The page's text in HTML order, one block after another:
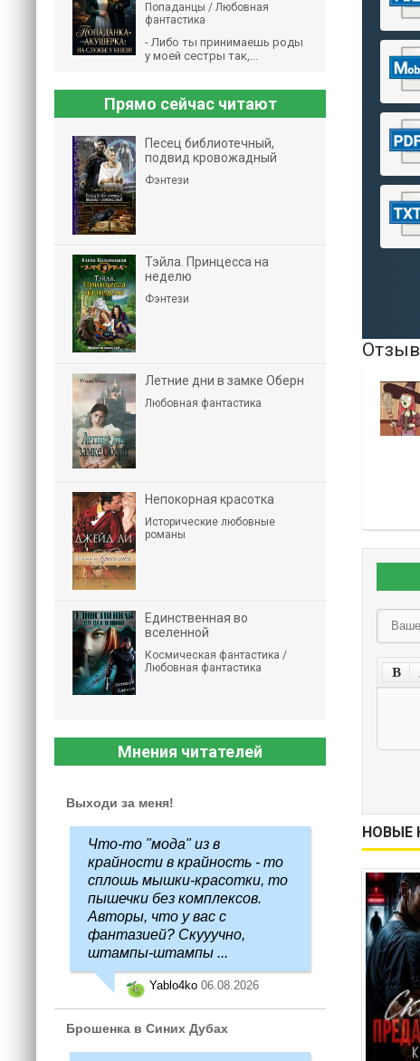
НОВЫЕ
Попаданцы / Любовная
фантастика
- Либо ты принимаешь роды
у моей сестры так,...
Прямо сейчас читают
Песец библиотечный,
подвид кровожадный
Фэнтези
Тэйла. Принцесса на
неделю
Фэнтези
Летние дни в замке Оберн
Любовная фантастика
Непокорная красотка
Исторические любовные
романы
Единственная во
вселенной
Космическая фантастика /
Любовная фантастика
Мнения читателей
Выходи за меня!
Что-то "мода" из в
крайности в крайность - то
сплошь мышки-красотки, то
пышечки без комплексов.
Авторы, что у вас с
фантазией? Скууучно,
штампы-штампы ...
Yablo4ko 06.08.2026
Брошенка в Синих Дубах